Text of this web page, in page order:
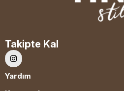
Takipte Kal
Yardım